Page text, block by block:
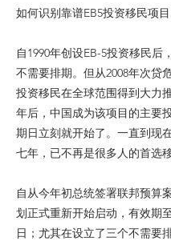
如何识别靠谱EB5投资移民项目
自1990年创设EB-5投资移民后
不需要排期。但从2008年次贷
投资移民在全球范围得到大力
年后，中国成为该项目的主要
期日立刻就开始了。一直到现
七年，已不再是很多人的首选
自从今年初总统签署联邦预算
划正式重新开始启动，有效期
日；尤其在设立了三个不需要